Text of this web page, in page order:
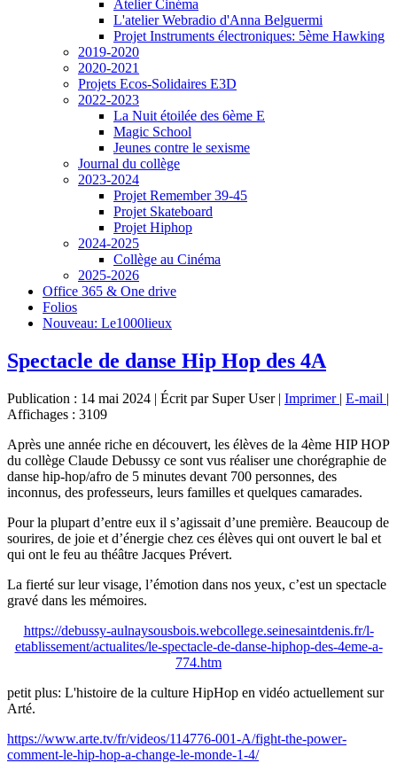
Atelier Cinéma
L'atelier Webradio d'Anna Belguermi
Projet Instruments électroniques: 5ème Hawking
2019-2020
2020-2021
Projets Ecos-Solidaires E3D
2022-2023
La Nuit étoilée des 6ème E
Magic School
Jeunes contre le sexisme
Journal du collège
2023-2024
Projet Remember 39-45
Projet Skateboard
Projet Hiphop
2024-2025
Collège au Cinéma
2025-2026
Office 365 & One drive
Folios
Nouveau: Le1000lieux
Spectacle de danse Hip Hop des 4A
Publication : 14 mai 2024 | Écrit par Super User| Imprimer | E-mail |
Affichages : 3109
Après une année riche en découvert, les élèves de la 4ème HIP HOP
du collège Claude Debussy ce sont vus réaliser une chorégraphie de
danse hip-hop/afro de 5 minutes devant 700 personnes, des
inconnus, des professeurs, leurs familles et quelques camarades.
Pour la plupart d’entre eux il s’agissait d’une première. Beaucoup de
sourires, de joie et d’énergie chez ces élèves qui ont ouvert le bal et
qui ont le feu au théâtre Jacques Prévert.
La fierté sur leur visage, l’émotion dans nos yeux, c’est un spectacle
gravé dans les mémoires.
https://debussy-aulnaysousbois.webcollege.seinesaintdenis.fr/l-
etablissement/actualites/le-spectacle-de-danse-hiphop-des-4eme-a-
774.htm
petit plus: L'histoire de la culture HipHop en vidéo actuellement sur
Arté.
https://www.arte.tv/fr/videos/114776-001-A/fight-the-power-
comment-le-hip-hop-a-change-le-monde-1-4/